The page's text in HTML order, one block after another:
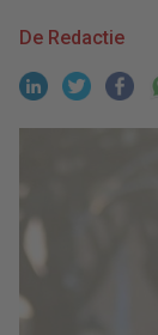
De Redactie